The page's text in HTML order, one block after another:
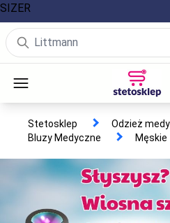
Stetosklep
Odzież
Bluzy Medyczne
Męskie
SIZER